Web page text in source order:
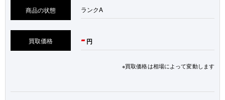
商品の状態 ランクA
買取価格 - 円
※買取価格は相場によって変動します